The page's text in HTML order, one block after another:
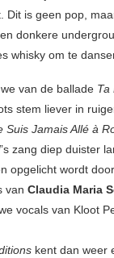
Dit is geen pop,
donkere
whisky om te
van de ballade Ta
stem liever in
Suis Jamais Allé à
zang diep duister
opgelicht wordt
van Claudia Maria
vocals van Kloot
kent dan weer